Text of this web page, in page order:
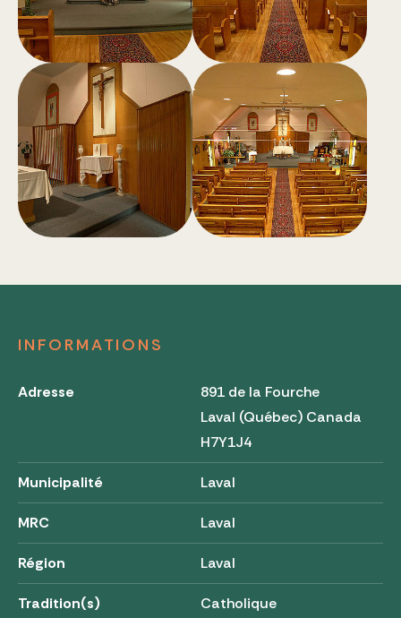
INFORMATIONS
Adresse
891 de la Fourche
Laval (Québec) Canada
H7Y1J4
Municipalité Laval
MRC Laval
Région Laval
Tradition(s)
Catholique